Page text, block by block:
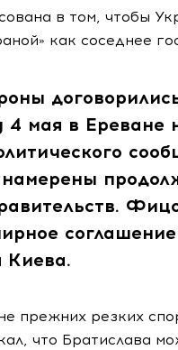
в том, чтобы
как соседнее
мая в Ереване
Киева.
прежних резких
что Братислава